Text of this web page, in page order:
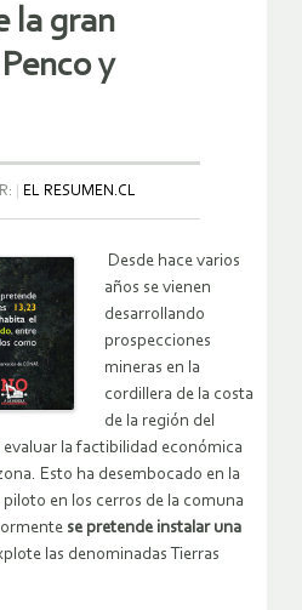
la gran
y
EL RESUMEN.CL
Desde hace varios
años se vienen
desarrollando
prospecciones
mineras en la
cordillera de la costa
de la región del
la factibilidad económica
Esto ha desembocado en la
en los cerros de la comuna
se pretende instalar una
las denominadas Tierras